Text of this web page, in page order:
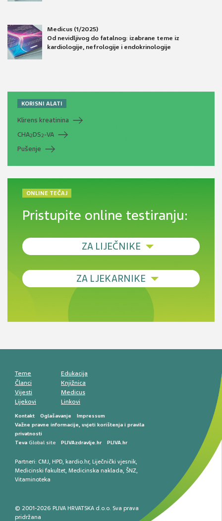
Medicus (1/2025)
Od nevidljivog do fatalnog: izabrane teme iz
kardiologije, nefrologije i endokrinologije
KORISNI ALATI
Klirens kreatinina
CHA2DS2-VA
Pušenje
ONLINE TEČAJ
Pristupite online testiranju:
ZA LIJEČNIKE
Debljina - od prevencije do personalizirane
Novi pogled na migrenu: komorbiditeti, spolne
razlike i nove terapije
smetnji do rane onkološke dijagnostike
ZA LJEKARNIKE
Antikoagulansi u ljekarničkoj praksi –
Teme
Članci
Vijesti
Lijekovi
Edukacija
Knjižnica
Medicus
Linkovi
Kontakt Oglašavanje
Impressum
Važne pravne informacije, uvjeti korištenja i pravila
privatnosti
Teva Global site PLIVAzdravlje.hr PLIVA.hr
Partneri: CMJ, HPD, kardio.hr, Liječnički vjesnik,
Medicinski fakultet, Medicinska naklada, ŠNZ,
Vitaminoteka
© 2001-2026 PLIVA HRVATSKA d.o.o. Sva prava
pridržana